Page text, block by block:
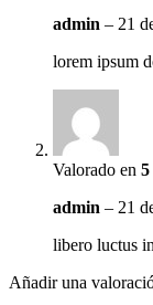
admin – 21
lorem ipsum
Valorado en 5
admin – 21
libero luctus
Añadir una